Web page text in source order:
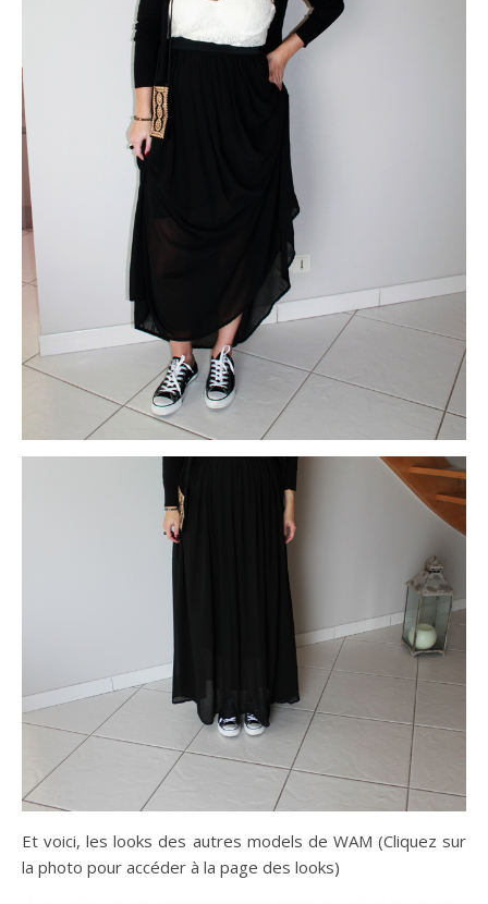
Et voici, les looks des autres models de WAM (Cliquez sur
la photo pour accéder à la page des looks)